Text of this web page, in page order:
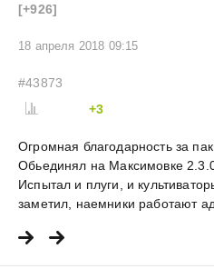
[+926]
18 апреля 2018 09:15
#43873
+3
Огромная благодарность за
Обьединял на Максимовке
Испытал и плуги, и
заметил, наемники работают